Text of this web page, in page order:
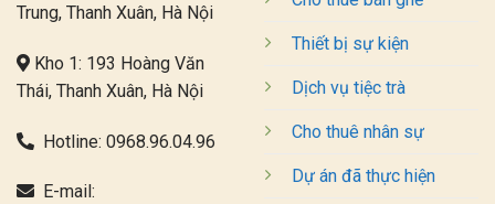
Trung, Thanh Xuân, Hà Nội
Kho 1: 193 Hoàng Văn
Thái, Thanh Xuân, Hà Nội
Hotline: 0968.96.04.96
E-mail:
Thiết bị sự kiện
Dịch vụ tiệc trà
Cho thuê nhân sự
Dự án đã thực hiện